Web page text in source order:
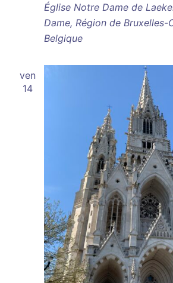
Église Notre Dame de
Dame, Région de Bruxelles-
Belgique
ven
14